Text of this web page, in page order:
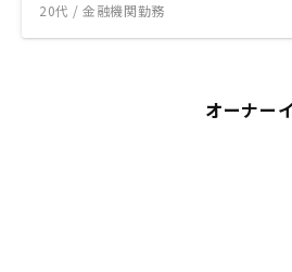
20代 / 金融機関勤務
オーナー